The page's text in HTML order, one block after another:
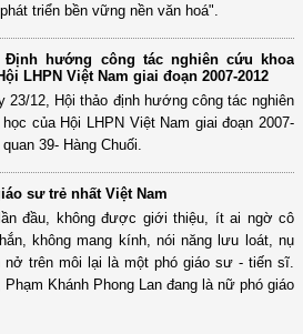
triển bền vững nền văn hoá".
Định hướng công tác nghiên cứu khoa
LHPN Việt Nam giai đoạn 2007-2012
23/12, Hội thảo định hướng công tác nghiên
của Hội LHPN Việt Nam giai đoạn 2007-
39- Hàng Chuối.
sư trẻ nhất Việt Nam
đầu, không được giới thiệu, ít ai ngờ cô
không mang kính, nói năng lưu loát, nụ
trên môi lại là một phó giáo sư - tiến sĩ.
Khánh Phong Lan đang là nữ phó giáo